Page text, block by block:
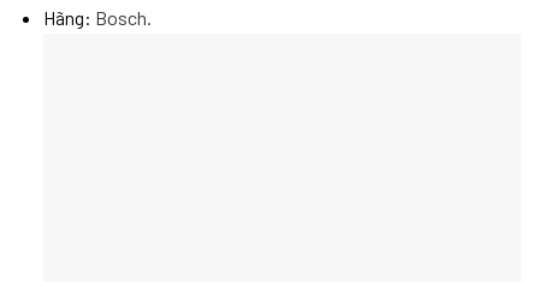
Hãng: Bosch.